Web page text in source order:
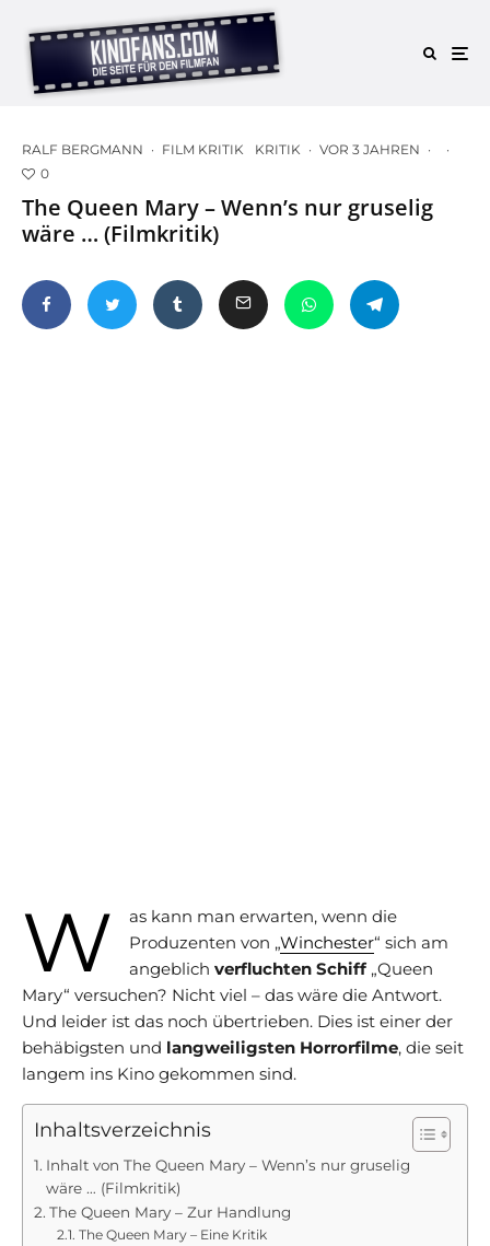
RALF BERGMANN · FILM KRITIK KRITIK · VOR 3 JAHREN ·
·
0
The Queen Mary – Wenn’s nur gruselig
wäre … (Filmkritik)
W
as kann man erwarten, wenn die
Produzenten von „Winchester“ sich am
angeblich verfluchten Schiff„Queen
Mary“ versuchen? Nicht viel – das wäre die Antwort.
Und leider ist das noch übertrieben. Dies ist einer der
behäbigsten und langweiligsten Horrorfilme, die seit
langem ins Kino gekommen sind.
Inhaltsverzeichnis
Inhalt von The Queen Mary – Wenn’s nur gruselig
wäre … (Filmkritik)
The Queen Mary – Zur Handlung
The Queen Mary – Eine Kritik